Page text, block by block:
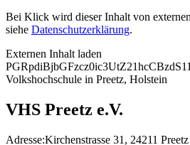
Bei Klick wird dieser Inhalt von
siehe Datenschutzerklärung.
Externen Inhalt laden
Volkshochschule in Preetz, Holstein
VHS Preetz e.V.
Adresse:Kirchenstrasse 31, 24211 Preetz